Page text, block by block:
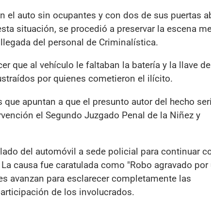
el auto sin ocupantes y con dos de sus puertas
situación, se procedió a preservar la escena
del personal de Criminalística.
que al vehículo le faltaban la batería y la llave de
por quienes cometieron el ilícito.
apuntan a que el presunto autor del hecho
el Segundo Juzgado Penal de la Niñez y
del automóvil a sede policial para continuar
causa fue caratulada como "Robo agravado por
avanzan para esclarecer completamente las
de los involucrados.